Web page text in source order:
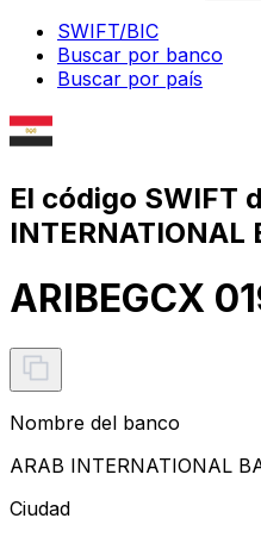
SWIFT/BIC
Buscar por banco
Buscar por país
El código SWIFT
INTERNATIONAL
ARIBEGCX
Nombre del banco
ARAB INTERNATIONAL
Ciudad